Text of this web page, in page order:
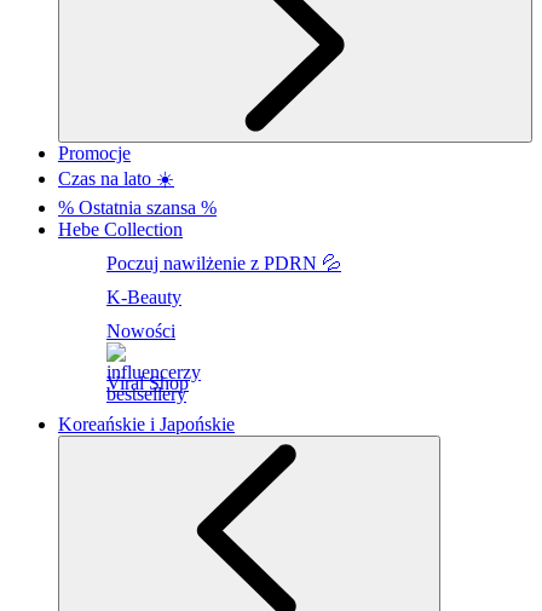
Promocje
Czas na lato ☀️
% Ostatnia szansa %
Hebe Collection
Poczuj nawilżenie z PDRN 💦
K-Beauty
Nowości
Viral Shop
Koreańskie i Japońskie